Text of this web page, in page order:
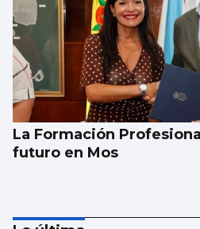
La Formación
futuro en Mos